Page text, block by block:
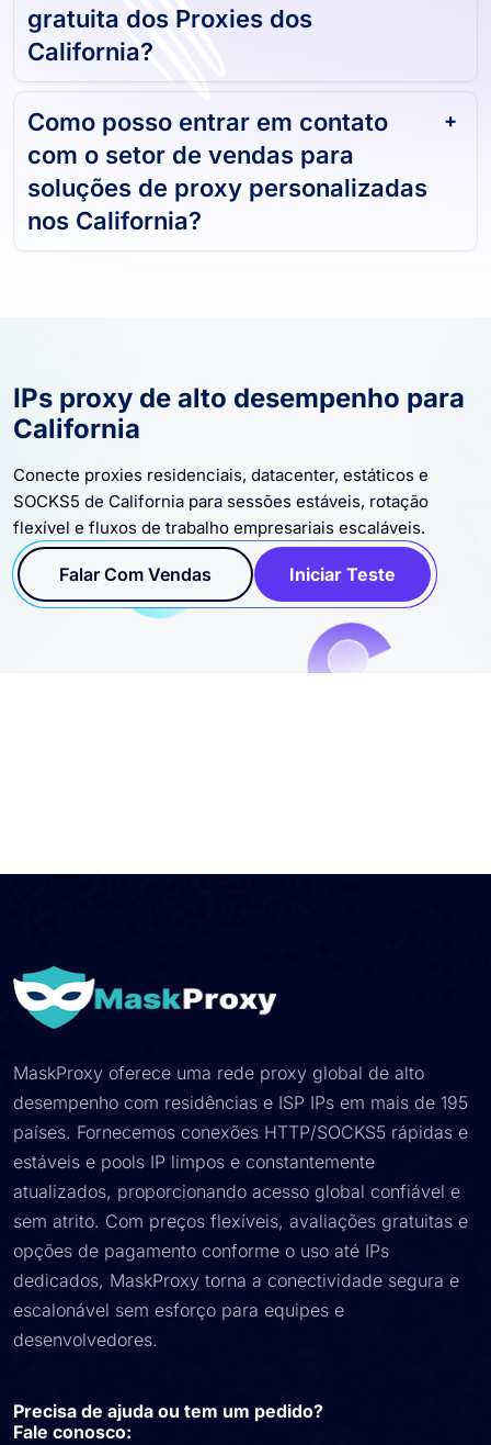
Posso obter uma avaliação
gratuita dos Proxies dos
Como posso entrar em contato
com o setor de vendas para
soluções de proxy personalizadas
IPs proxy de alto desempenho para
California
Conecte proxies residenciais, datacenter, estáticos e
SOCKS5 de California para sessões estáveis, rotação
flexível e fluxos de trabalho empresariais escaláveis.
Falar Com Vendas Iniciar Teste
MaskProxy oferece uma rede proxy global de alto
desempenho com residências e ISP IPs em mais de 195
países. Fornecemos conexões HTTP/SOCKS5 rápidas e
estáveis ​​e pools IP limpos e constantemente
atualizados, proporcionando acesso global confiável e
sem atrito. Com preços flexíveis, avaliações gratuitas e
opções de pagamento conforme o uso até IPs
dedicados, MaskProxy torna a conectividade segura e
escalonável sem esforço para equipes e
desenvolvedores.
Precisa de ajuda ou tem um pedido?
Fale conosco: